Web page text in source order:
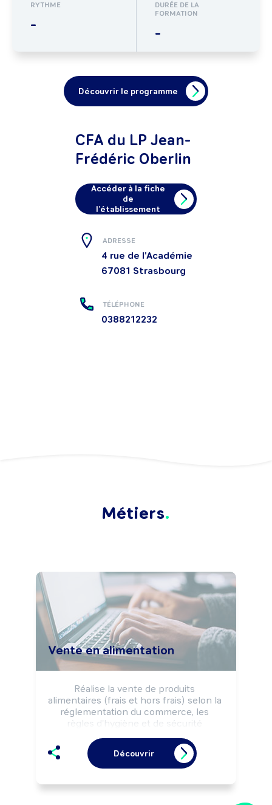
RYTHME
-
DURÉE DE LA
FORMATION
-
Découvrir le programme
CFA du LP Jean-
Frédéric Oberlin
Accéder à la fiche
de
l'établissement
ADRESSE
4 rue de l'Académie
67081 Strasbourg
TÉLÉPHONE
0388212232
Métiers
Vente en alimentation
Réalise la vente de produits
alimentaires (frais et hors frais) selon la
réglementation du commerce, les
règles d'hygiène et de sécurité
commerciaux de l'enseigne, de
l'entreprise.
Peut effectuer la préparation (cuisson,
produits frais.
Découvrir